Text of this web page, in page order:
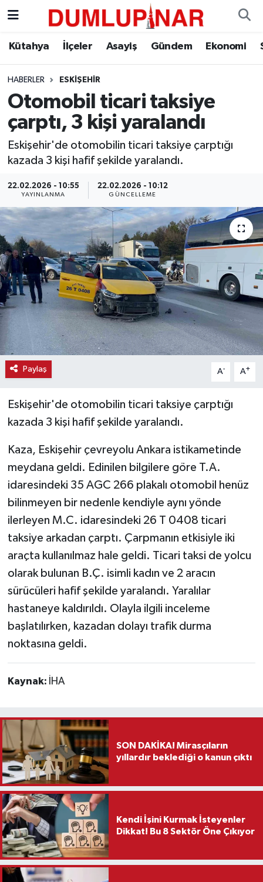
Kütahya İlçeler Asayiş Gündem Ekonomi
HABERLER ESKIŞEHIR
Otomobil ticari taksiye
çarptı, 3 kişi yaralandı
Eskişehir'de otomobilin ticari taksiye çarptığı
kazada 3 kişi hafif şekilde yaralandı.
22.02.2026 - 10:55
YAYINLANMA
22.02.2026 - 10:12
GÜNCELLEME
Paylaş A- A+
Eskişehir'de otomobilin ticari taksiye çarptığı
kazada 3 kişi hafif şekilde yaralandı.
Kaza, Eskişehir çevreyolu Ankara istikametinde
meydana geldi. Edinilen bilgilere göre T.A.
idaresindeki 35 AGC 266 plakalı otomobil henüz
bilinmeyen bir nedenle kendiyle aynı yönde
ilerleyen M.C. idaresindeki 26 T 0408 ticari
taksiye arkadan çarptı. Çarpmanın etkisiyle iki
araçta kullanılmaz hale geldi. Ticari taksi de yolcu
olarak bulunan B.Ç. isimli kadın ve 2 aracın
sürücüleri hafif şekilde yaralandı. Yaralılar
hastaneye kaldırıldı. Olayla ilgili inceleme
başlatılırken, kazadan dolayı trafik durma
noktasına geldi.
Kaynak: İHA
SON DAKİKA! Mirasçıların
yıllardır beklediği o kanun çıktı
Kendi İşini Kurmak İsteyenler
Dikkat! Bu 8 Sektör Öne Çıkıyor
Asayiş
Diğer
Dünya
Eğitim
Ekonomi
Eleman
Gündem
Haber
Haber İlanlar
Kültür-Sanat
Magazin
Resmi İlanlar
Seri İlan
Spor
Teknoloji
Vasıta
Vefat Haberleri
Yaşam
Kütahya Hava Durumu
Kütahya Trafik Yoğunluk Haritası
Süper Lig Puan Durumu ve Fikstür
Tüm Manşetler
Son Dakika Haberleri
Haber Arşivi